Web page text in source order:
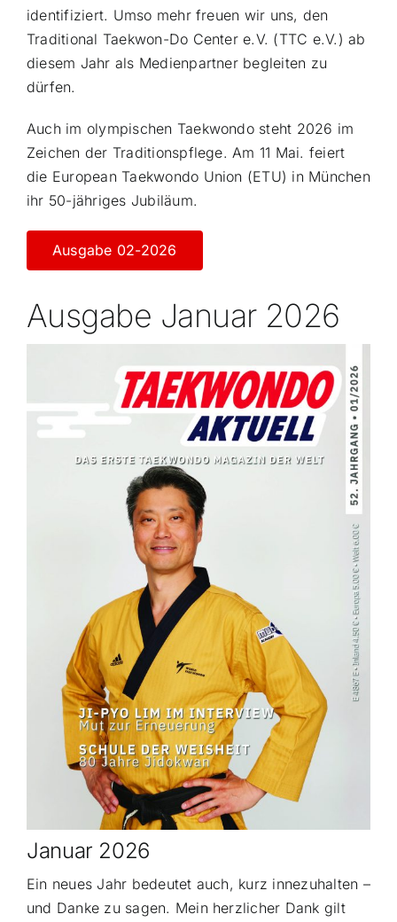
identifiziert. Umso mehr freuen wir uns, den
Traditional Taekwon-Do Center e.V. (TTC e.V.) ab
diesem Jahr als Medienpartner begleiten zu
dürfen.
Auch im olympischen Taekwondo steht 2026 im
Zeichen der Traditionspflege. Am 11 Mai. feiert
die European Taekwondo Union (ETU) in München
ihr 50-jähriges Jubiläum.
Ausgabe 02-2026
Ausgabe Januar 2026
Januar 2026
Ein neues Jahr bedeutet auch, kurz innezuhalten –
und Danke zu sagen. Mein herzlicher Dank gilt